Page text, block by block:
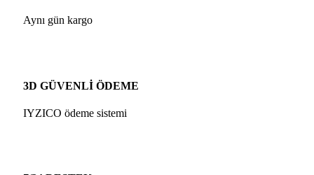
Aynı gün kargo
3D GÜVENLİ ÖDEME
IYZICO ödeme sistemi